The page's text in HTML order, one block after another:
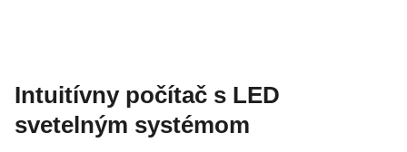
Intuitívny počítač s LED
svetelným systémom